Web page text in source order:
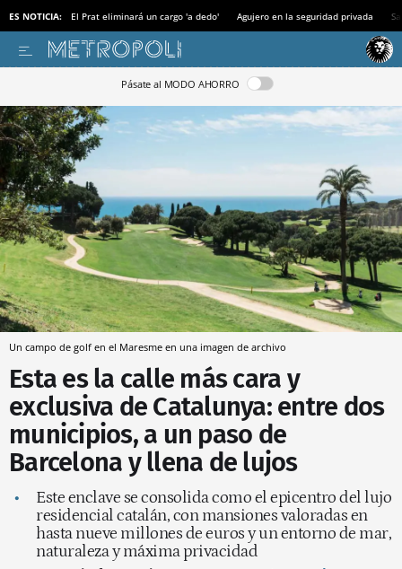
ES NOTICIA: El Prat eliminará un cargo 'a dedo' Agujero en la seguridad privada
Pásate al MODO AHORRO
Un campo de golf en el Maresme en una imagen de archivo
Esta es la calle más cara y
exclusiva de Catalunya: entre dos
municipios, a un paso de
Barcelona y llena de lujos
Este enclave se consolida como el epicentro del lujo
residencial catalán, con mansiones valoradas en
hasta nueve millones de euros y un entorno de mar,
naturaleza y máxima privacidad